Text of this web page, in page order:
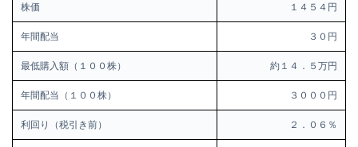
株価 １４５４円
年間配当 ３０円
最低購入額（１００株） 約１４．５万円
年間配当（１００株） ３０００円
利回り（税引き前） ２．０６％